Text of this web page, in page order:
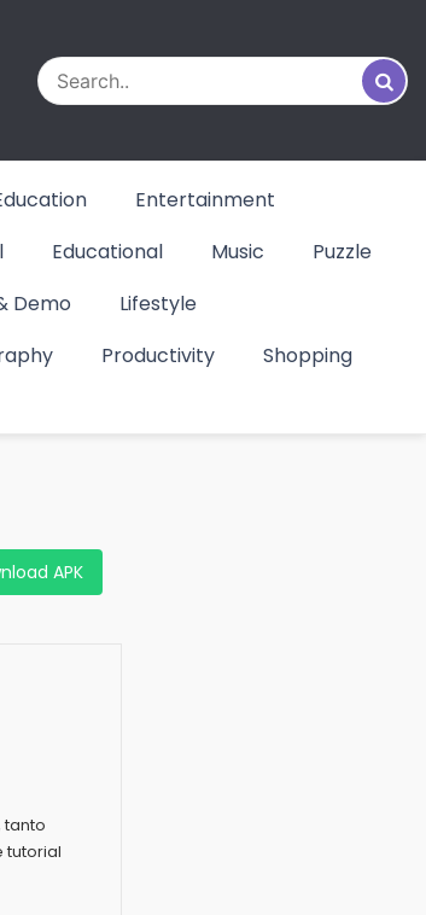
Entertainment
Educational Music
Puzzle
Demo
Lifestyle
Productivity
Shopping
APK
tanto
tutorial